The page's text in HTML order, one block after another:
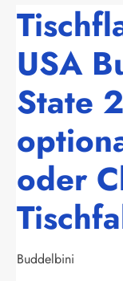
USA
State
oder
Buddelbini